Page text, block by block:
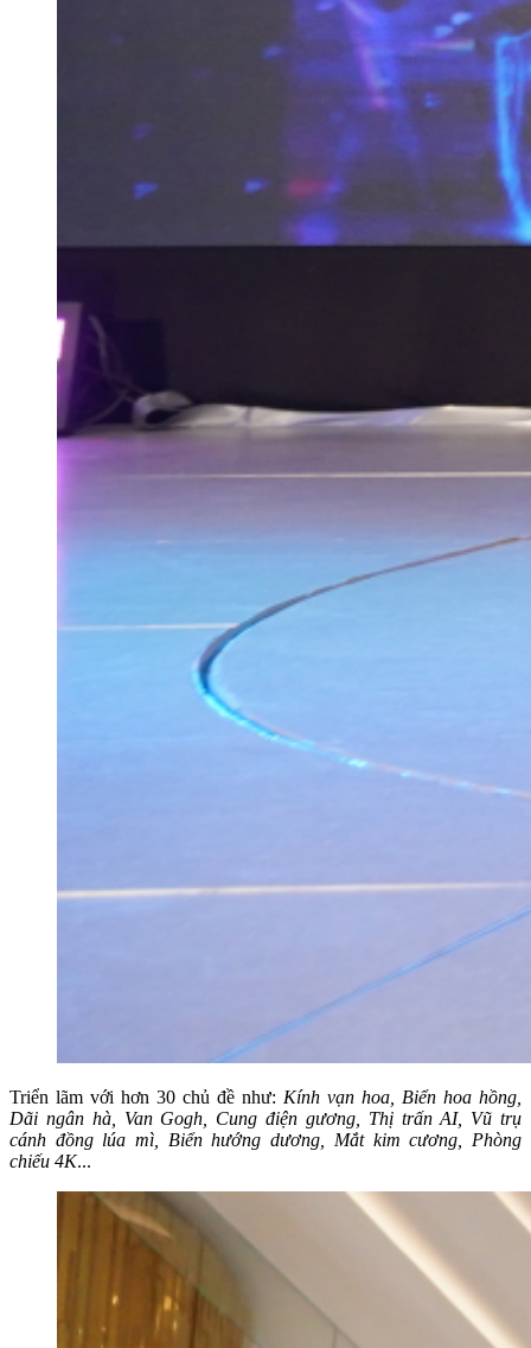
Triển lãm với hơn 30 chủ đề như: Kính vạn hoa, Biển hoa hồng,
Dãi ngân hà, Van Gogh, Cung điện gương, Thị trấn AI, Vũ trụ
cánh đồng lúa mì, Biển hướng dương, Mắt kim cương, Phòng
chiếu 4K...